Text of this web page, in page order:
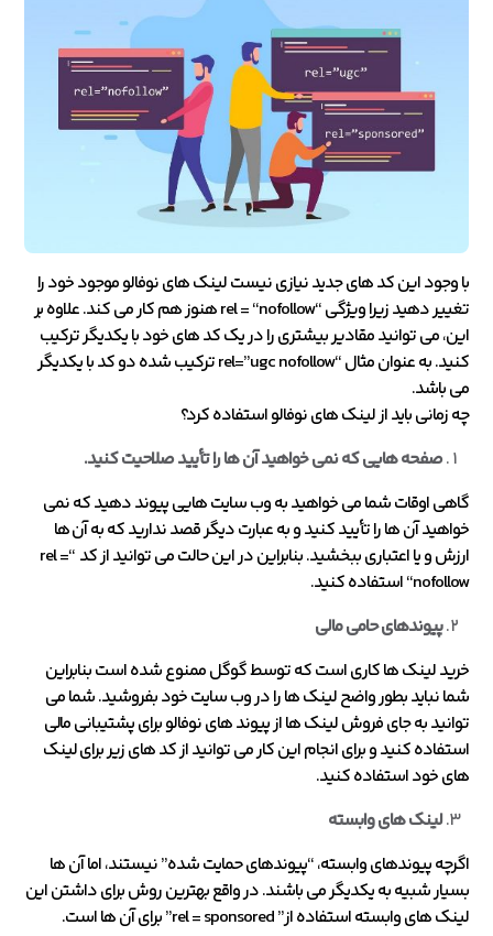
با وجود این کد های جدید نیازی نیست لینک های نوفالو موجود خود را
تغییر دهید زیرا ویژگی “rel = “nofollow هنوز هم کار می کند. علاوه بر
این، می توانید مقادیر بیشتری را در یک کد های خود با یکدیگر ترکیب
کنید. به عنوان مثال “rel=”ugc nofollow ترکیب شده دو کد با یکدیگر
می باشد.
چه زمانی باید از لینک های نوفالو استفاده کرد؟
صفحه هایی که نمی خواهید آن ها را تأیید صلاحیت کنید.
گاهی اوقات شما می خواهید به وب سایت هایی پیوند دهید که نمی
خواهید آن ها را تأیید کنید و به عبارت دیگر قصد ندارید که به آن ها
ارزش و یا اعتباری ببخشید. بنابراین در این حالت می توانید از کد “rel =
“nofollow استفاده کنید.
پیوندهای حامی مالی
خرید لینک ها کاری است که توسط گوگل ممنوع شده است بنابراین
شما نباید بطور واضح لینک ها را در وب سایت خود بفروشید. شما می
توانید به جای فروش لینک ها از پیوند های نوفالو برای پشتیبانی مالی
استفاده کنید و برای انجام این کار می توانید از کد های زیر برای لینک
های خود استفاده کنید.
لینک های وابسته
اگرچه پیوندهای وابسته، “پیوندهای حمایت شده” نیستند، اما آن ها
بسیار شبیه به یکدیگر می باشند. در واقع بهترین روش برای داشتن این
لینک های وابسته استفاده از” rel = sponsored” برای آن ها است.